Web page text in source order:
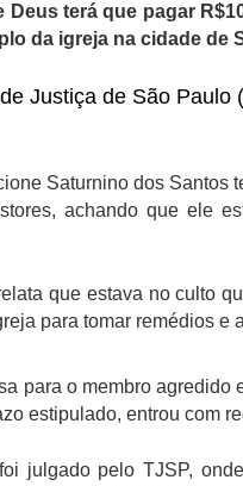
Deus terá que pagar
da igreja na cidade de
Justiça de São
Saturnino dos Santos
achando que ele
que estava no culto
para tomar remédios e
para o membro
estipulado, entrou com
julgado pelo TJSP,